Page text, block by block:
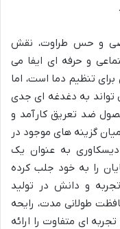
و حس طراوت، نقش
و حرفه ای ایفا می
تنظیم دما است، اما
تواند به دغدغه ای جدی
ضد تعریق کارآمد و
گزینه های موجود در
ضد تعریق مردانه 8×4 مدل دیسکاوری به عنوان یک
را به خود جلب کرده
و دانش در تولید
طولانی مدت، رایحه
ای متفاوت را ارائه